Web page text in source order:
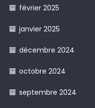
février 2025
janvier 2025
décembre 2024
octobre 2024
septembre 2024